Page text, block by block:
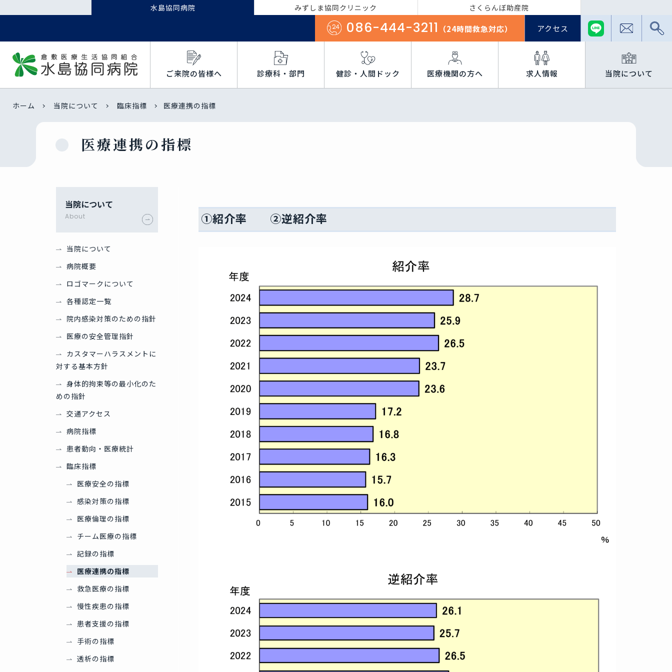
水島協同病院 みずしま協同クリニック さくらんぼ助産院
086-444-3211 （24時間救急対応） アクセス
ご来院の皆様へ 診療科・部門 健診・人間ドック 医療機関の方へ 求人情報 当院について
ホーム 当院について 臨床指標 医療連携の指標
医療連携の指標
①紹介率 ②逆紹介率
当院について
About
当院について
病院概要
ロゴマークについて
各種認定一覧
院内感染対策のための指針
医療の安全管理指針
カスタマーハラスメントに
対する基本方針
身体的拘束等の最小化のた
めの指針
交通アクセス
病院指標
患者動向・医療統計
臨床指標
医療安全の指標
感染対策の指標
医療倫理の指標
チーム医療の指標
記録の指標
医療連携の指標
救急医療の指標
慢性疾患の指標
患者支援の指標
手術の指標
透析の指標